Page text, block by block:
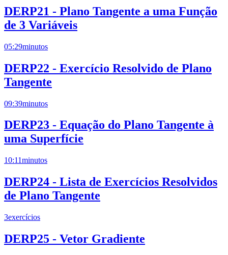
DERP21 - Plano Tangente a uma Função
de 3 Variáveis
05:29minutos
DERP22 - Exercício Resolvido de Plano
Tangente
09:39minutos
DERP23 - Equação do Plano Tangente à
uma Superfície
10:11minutos
DERP24 - Lista de Exercícios Resolvidos
de Plano Tangente
3exercícios
DERP25 - Vetor Gradiente